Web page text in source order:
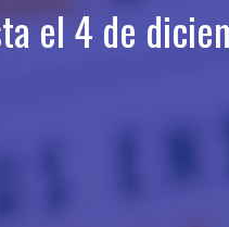
el 4 de